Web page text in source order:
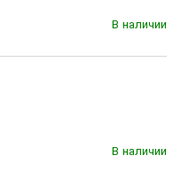
В наличии
В наличии